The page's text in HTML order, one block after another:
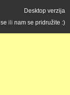
Desktop verzija
ili nam se pridružite :)